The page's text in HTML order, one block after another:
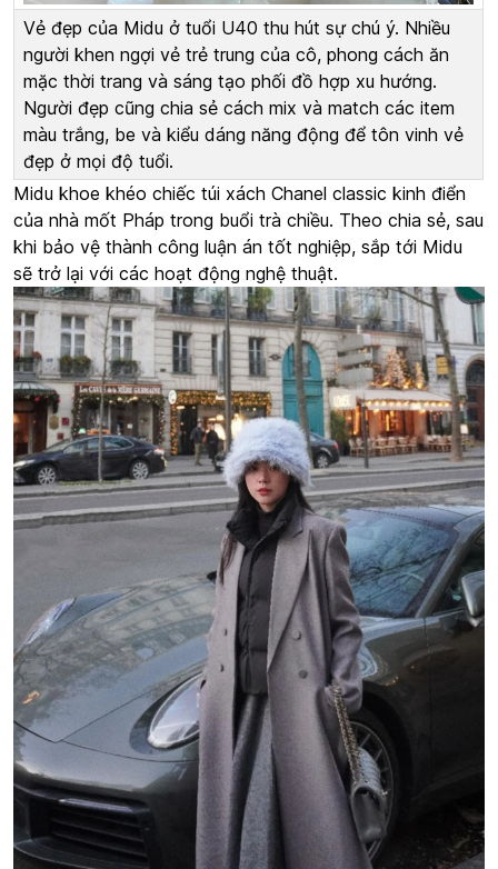
Vẻ đẹp của Midu ở tuổi U40 thu hút sự chú ý. Nhiều
người khen ngợi vẻ trẻ trung của cô, phong cách ăn
mặc thời trang và sáng tạo phối đồ hợp xu hướng.
Người đẹp cũng chia sẻ cách mix và match các item
màu trắng, be và kiểu dáng năng động để tôn vinh vẻ
đẹp ở mọi độ tuổi.
Midu khoe khéo chiếc túi xách Chanel classic kinh điển
của nhà mốt Pháp trong buổi trà chiều. Theo chia sẻ, sau
khi bảo vệ thành công luận án tốt nghiệp, sắp tới Midu
sẽ trở lại với các hoạt động nghệ thuật.